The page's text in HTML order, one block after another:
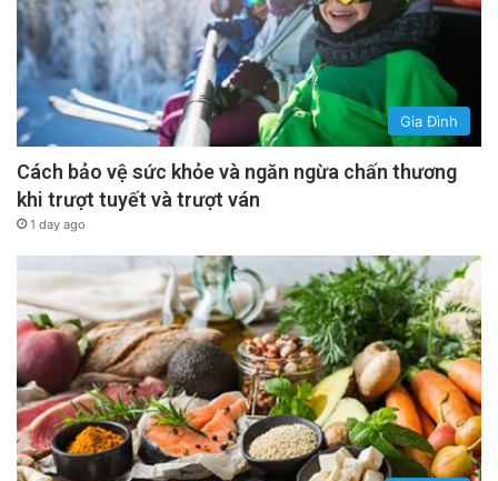
Gia Đình
Cách bảo vệ sức khỏe và ngăn ngừa chấn thương
khi trượt tuyết và trượt ván
1 day ago